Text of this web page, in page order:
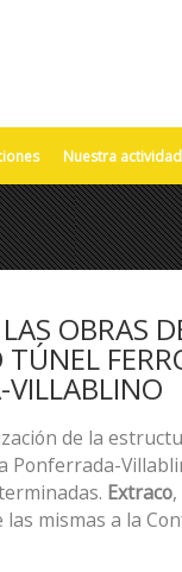
Nuestra actividad
OBRAS
VILLABLINO
de la
Ponferrada-
Extraco
mismas a la